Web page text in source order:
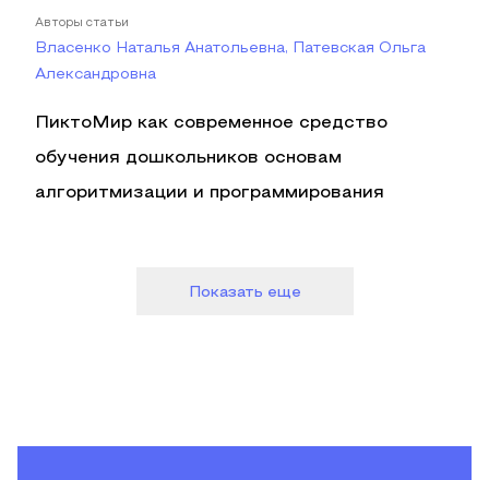
Авторы статьи
Власенко Наталья Анатольевна, Патевская Ольга
Александровна
ПиктоМир как современное средство
обучения дошкольников основам
алгоритмизации и программирования
Показать еще